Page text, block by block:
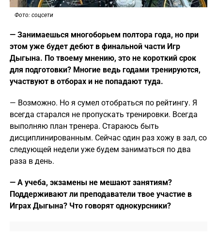
Фото: соцсети
— Занимаешься многоборьем полтора года, но при
этом уже будет дебют в финальной части Игр
Дыгына. По твоему мнению, это не короткий срок
для подготовки? Многие ведь годами тренируются,
участвуют в отборах и не попадают туда.
— Возможно. Но я сумел отобраться по рейтингу. Я
всегда старался не пропускать тренировки. Всегда
выполняю план тренера. Стараюсь быть
дисциплинированным. Сейчас один раз хожу в зал, со
следующей недели уже будем заниматься по два
раза в день.
— А учеба, экзамены не мешают занятиям?
Поддерживают ли преподаватели твое участие в
Играх Дыгына? Что говорят однокурсники?